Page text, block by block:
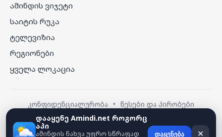
ამინდის ვიჯეტი
საიტის რუკა
ტელევიზია
რეგიონები
ყველა ლოკაცია
კონფიდენციალურობა • წესები და პირობები
© 2026 amindi.net — ყველა უფლება დაცულია.
დააყენე Amindi.net როგორც
აპი
ამინდის ნახვა უფრო სწრაფად დაყენება ✕